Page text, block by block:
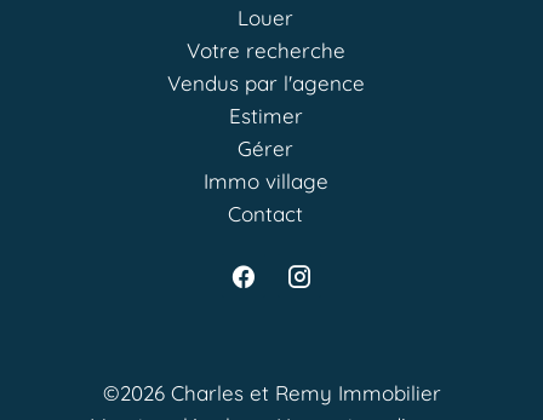
Louer
Votre recherche
Vendus par l'agence
Estimer
Gérer
Immo village
Contact
©2026 Charles et Remy Immobilier